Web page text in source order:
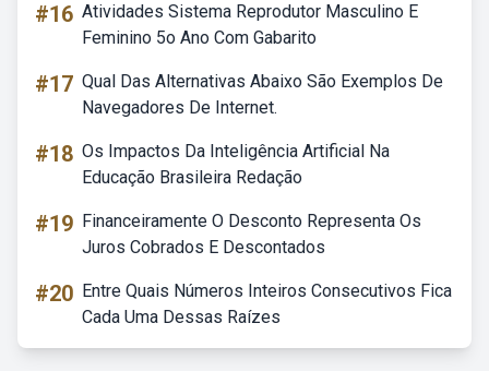
#16 Atividades Sistema Reprodutor Masculino E
Feminino 5o Ano Com Gabarito
#17 Qual Das Alternativas Abaixo São Exemplos De
Navegadores De Internet.
#18 Os Impactos Da Inteligência Artificial Na
Educação Brasileira Redação
#19 Financeiramente O Desconto Representa Os
Juros Cobrados E Descontados
#20 Entre Quais Números Inteiros Consecutivos Fica
Cada Uma Dessas Raízes